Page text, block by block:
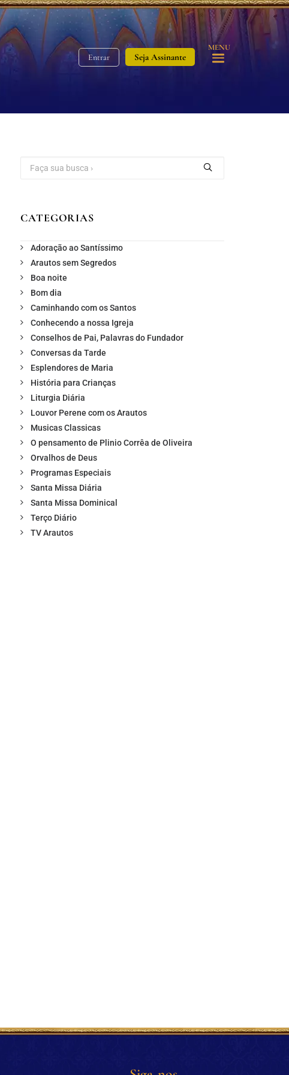
Entrar Seja Assinante
MENU
CATEGORIAS
Adoração ao Santíssimo
Arautos sem Segredos
Boa noite
Bom dia
Caminhando com os Santos
Conhecendo a nossa Igreja
Conselhos de Pai, Palavras do Fundador
Conversas da Tarde
Esplendores de Maria
História para Crianças
Liturgia Diária
Louvor Perene com os Arautos
Musicas Classicas
O pensamento de Plinio Corrêa de Oliveira
Orvalhos de Deus
Programas Especiais
Santa Missa Diária
Santa Missa Dominical
Terço Diário
TV Arautos